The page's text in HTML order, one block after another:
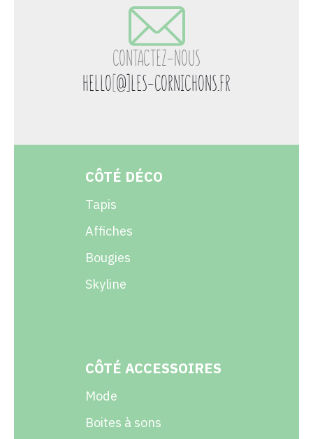
CONTACTEZ-NOUS
HELLO[@]LES-CORNICHONS.FR
CÔTÉ DÉCO
Tapis
Affiches
Bougies
Skyline
CÔTÉ ACCESSOIRES
Mode
Boites à sons